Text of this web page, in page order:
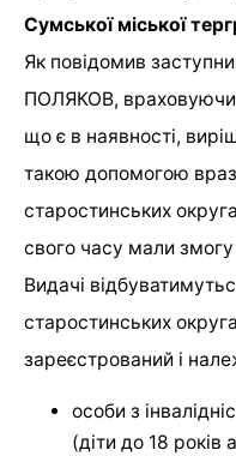
Сумської міської
Як повідомив
ПОЛЯКОВ, враховуючи
що є в наявності,
такою допомогою
старостинських
свого часу мали
Видачі
старостинських
зареєстрований і
особи з
(діти до 18 років